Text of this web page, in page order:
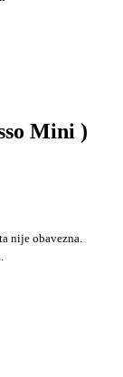
Mini )
nije obavezna.